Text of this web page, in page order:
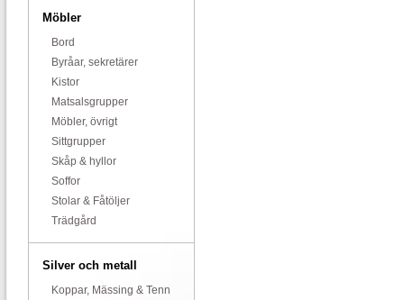
Möbler
Bord
Byråar, sekretärer
Kistor
Matsalsgrupper
Möbler, övrigt
Sittgrupper
Skåp & hyllor
Soffor
Stolar & Fåtöljer
Trädgård
Silver och metall
Koppar, Mässing & Tenn